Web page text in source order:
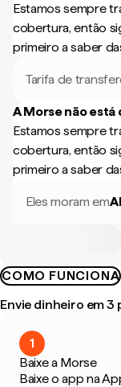
Estamos sempre
cobertura, então
primeiro a saber
Tarifa de
A Morse não
Estamos sempre
cobertura, então
primeiro a saber
Eles moram em
COMO FUNCIONA
Envie dinheiro em 3
1
Baixe a Morse
Baixe o app na